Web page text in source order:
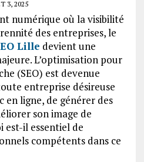
3, 2025
numérique où la visibilité
des entreprises, le
Lille devient une
L’optimisation pour
(SEO) est devenue
entreprise désireuse
en ligne, de générer des
son image de
est-il essentiel de
compétents dans ce